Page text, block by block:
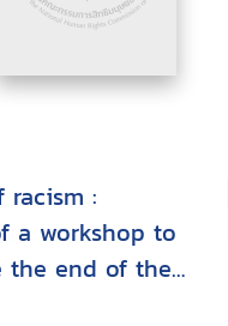
racism :
a workshop to
the end of the
third decade to